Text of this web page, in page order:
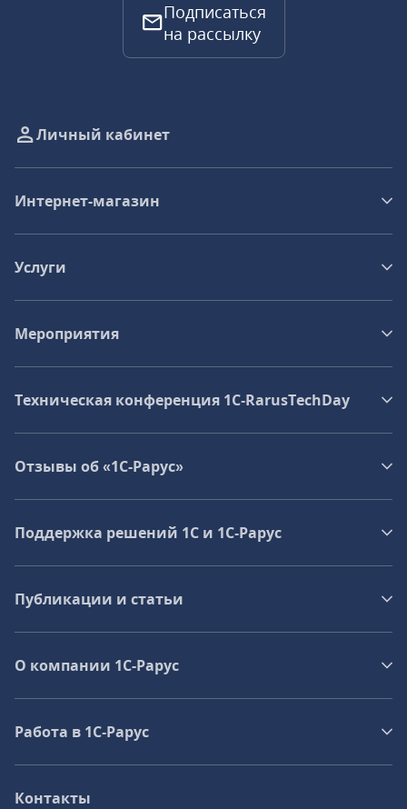
Подписаться
на рассылку
Личный кабинет
Интернет-магазин
Услуги
Мероприятия
Техническая конференция 1C‑RarusTechDay
Отзывы об «1С-Рарус»
Поддержка решений 1С и 1С‑Рарус
Публикации и статьи
О компании 1C-Рарус
Работа в 1С‑Рарус
Контакты